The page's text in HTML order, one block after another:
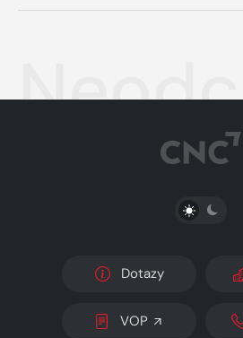
Dotazy
VOP